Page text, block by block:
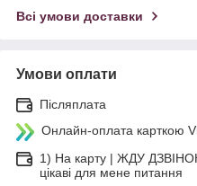
Всі умови доставки
Умови оплати
Післяплата
Онлайн-оплата карткою
1) На карту | ЖДУ
цікаві для мене питання